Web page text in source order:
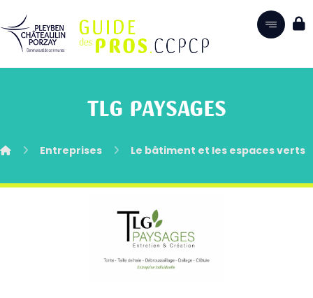
TLG PAYSAGES
Entreprises Le bâtiment et les espaces verts